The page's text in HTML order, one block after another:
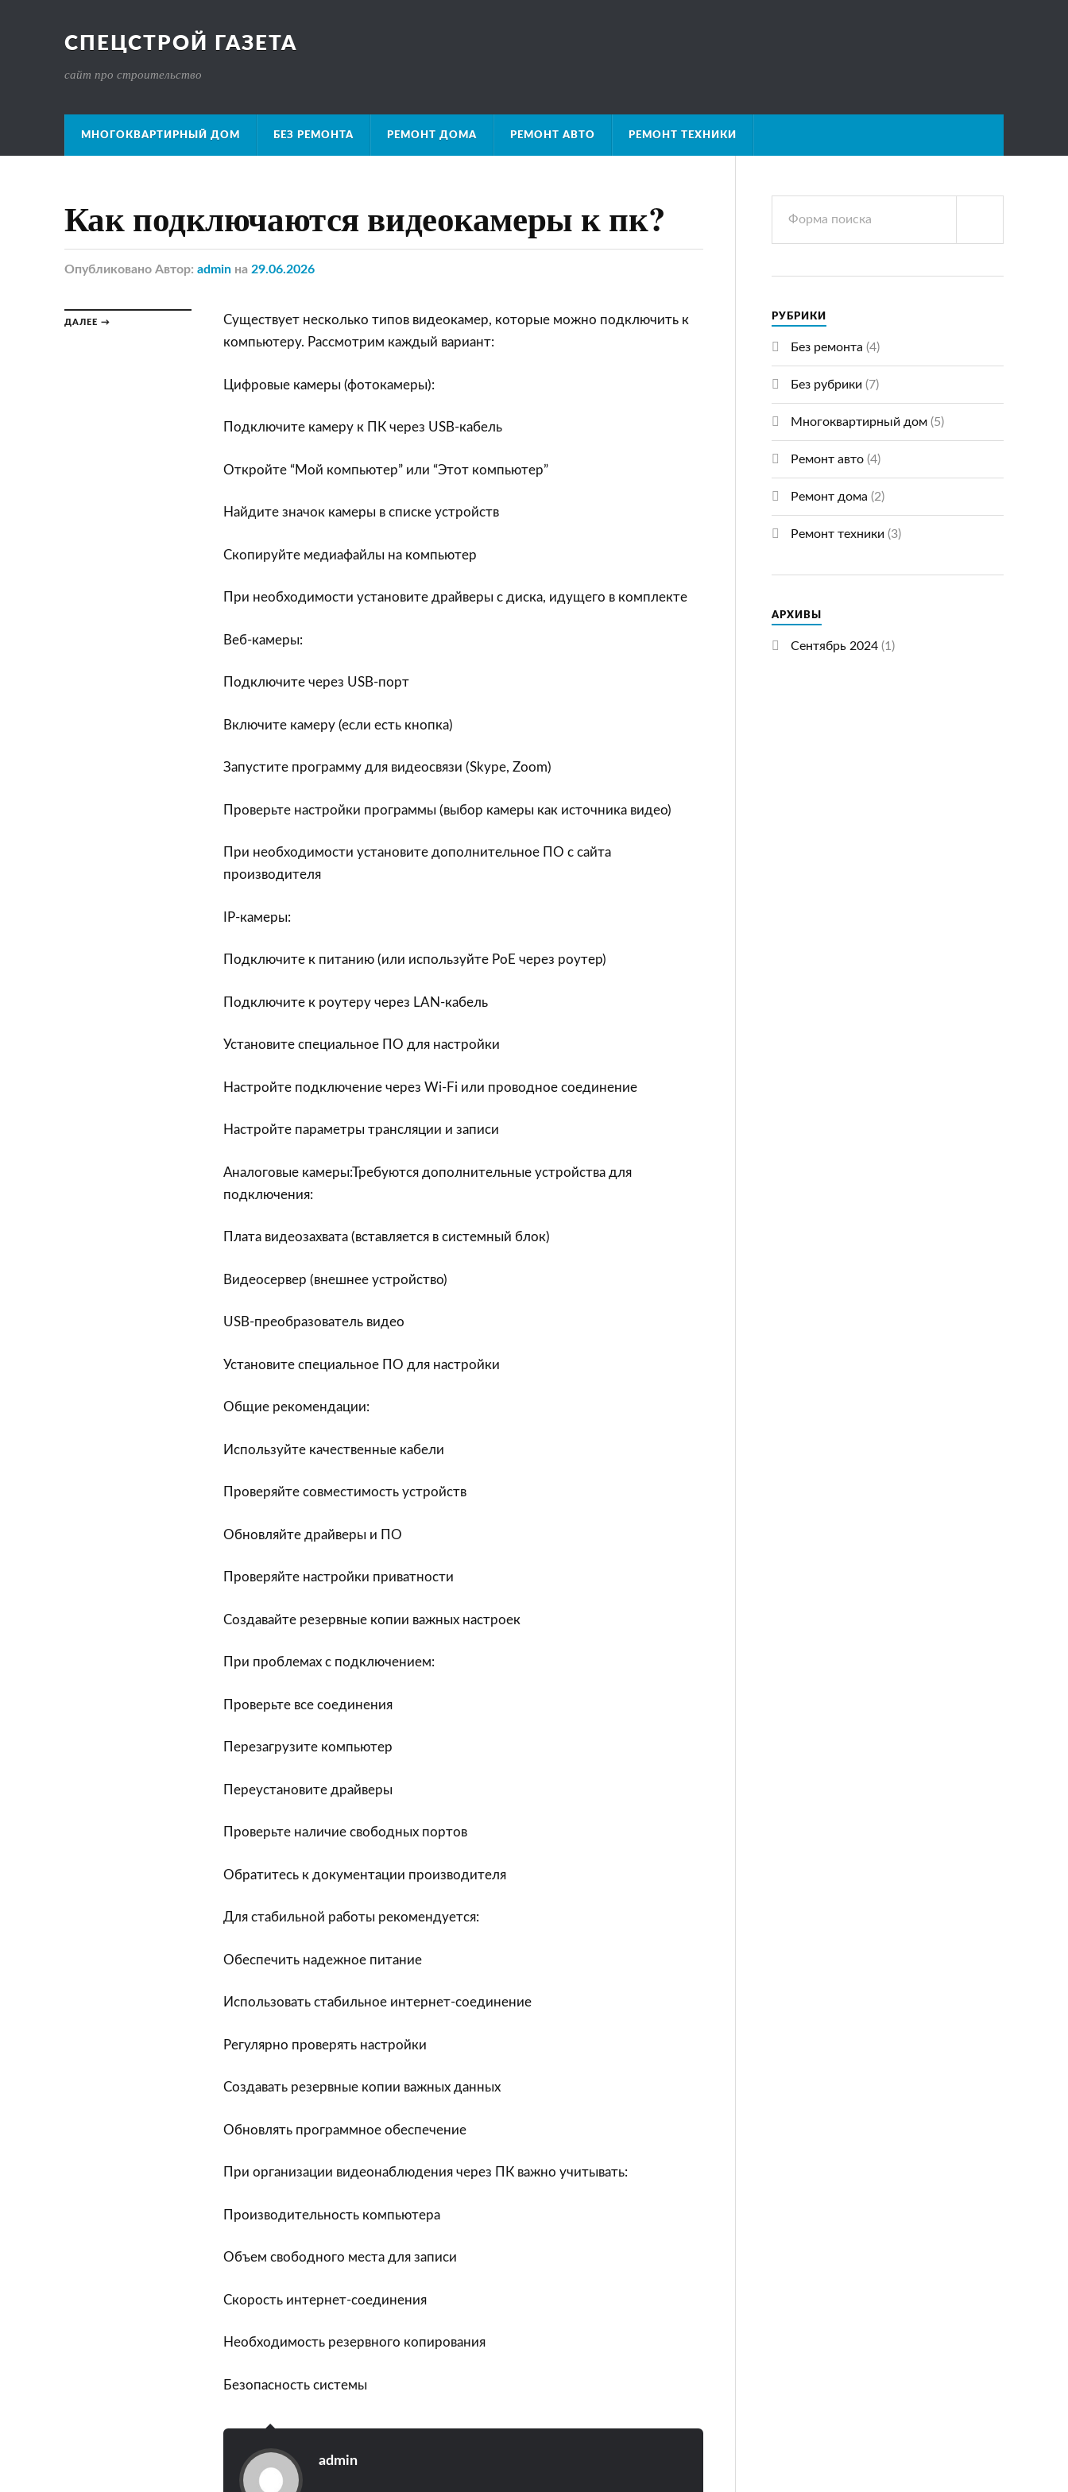
СПЕЦСТРОЙ ГАЗЕТА
сайт про строительство
МНОГОКВАРТИРНЫЙ ДОМ БЕЗ РЕМОНТА РЕМОНТ ДОМА РЕМОНТ АВТО РЕМОНТ ТЕХНИКИ
Как подключаются видеокамеры к пк?
Опубликовано Автор: admin на 29.06.2026
ДАЛЕЕ →
Существует несколько типов видеокамер, которые можно подключить к
компьютеру. Рассмотрим каждый вариант:
Цифровые камеры (фотокамеры):
Подключите камеру к ПК через USB-кабель
Откройте “Мой компьютер” или “Этот компьютер”
Найдите значок камеры в списке устройств
Скопируйте медиафайлы на компьютер
При необходимости установите драйверы с диска, идущего в комплекте
Веб-камеры:
Подключите через USB-порт
Включите камеру (если есть кнопка)
Запустите программу для видеосвязи (Skype, Zoom)
Проверьте настройки программы (выбор камеры как источника видео)
При необходимости установите дополнительное ПО с сайта
производителя
IP-камеры:
Подключите к питанию (или используйте PoE через роутер)
Подключите к роутеру через LAN-кабель
Установите специальное ПО для настройки
Настройте подключение через Wi-Fi или проводное соединение
Настройте параметры трансляции и записи
Аналоговые камеры:Требуются дополнительные устройства для
подключения:
Плата видеозахвата (вставляется в системный блок)
Видеосервер (внешнее устройство)
USB-преобразователь видео
Установите специальное ПО для настройки
Общие рекомендации:
Используйте качественные кабели
Проверяйте совместимость устройств
Обновляйте драйверы и ПО
Проверяйте настройки приватности
Создавайте резервные копии важных настроек
При проблемах с подключением:
Проверьте все соединения
Перезагрузите компьютер
Переустановите драйверы
Проверьте наличие свободных портов
Обратитесь к документации производителя
Для стабильной работы рекомендуется:
Обеспечить надежное питание
Использовать стабильное интернет-соединение
Регулярно проверять настройки
Создавать резервные копии важных данных
Обновлять программное обеспечение
При организации видеонаблюдения через ПК важно учитывать:
Производительность компьютера
Объем свободного места для записи
Скорость интернет-соединения
Необходимость резервного копирования
Безопасность системы
admin
РУБРИКИ
Без ремонта (4)
Без рубрики (7)
Многоквартирный дом(5)
Ремонт авто(4)
Ремонт дома (2)
Ремонт техники (3)
АРХИВЫ
Сентябрь 2024(1)